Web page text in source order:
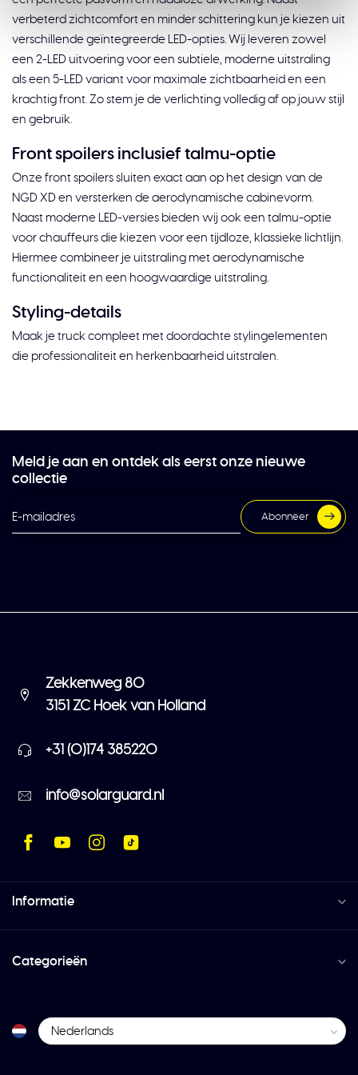
verbeterd zichtcomfort en minder schittering kun je kiezen uit
verschillende geïntegreerde LED-opties. Wij leveren zowel
een 2-LED uitvoering voor een subtiele, moderne uitstraling
als een 5-LED variant voor maximale zichtbaarheid en een
krachtig front. Zo stem je de verlichting volledig af op jouw stijl
en gebruik.
Front spoilers inclusief talmu-optie
Onze front spoilers sluiten exact aan op het design van de
NGD XD en versterken de aerodynamische cabinevorm.
Naast moderne LED-versies bieden wij ook een talmu-optie
voor chauffeurs die kiezen voor een tijdloze, klassieke lichtlijn.
Hiermee combineer je uitstraling met aerodynamische
functionaliteit en een hoogwaardige uitstraling.
Styling-details
Maak je truck compleet met doordachte stylingelementen
die professionaliteit en herkenbaarheid uitstralen.
Meld je aan en ontdek als eerst onze nieuwe
collectie
Abonneer
Zekkenweg 80
3151 ZC Hoek van Holland
+31 (0)174 385220
info@solarguard.nl
Informatie
Categorieën